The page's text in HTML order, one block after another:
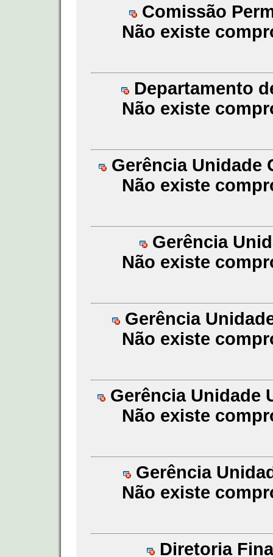
Comissão
Não existe
Departamento
Não existe
Gerência Unidade
Não existe
Gerência
Não existe
Gerência
Não existe
Gerência Unidade
Não existe
Gerência
Não existe
Diretoria